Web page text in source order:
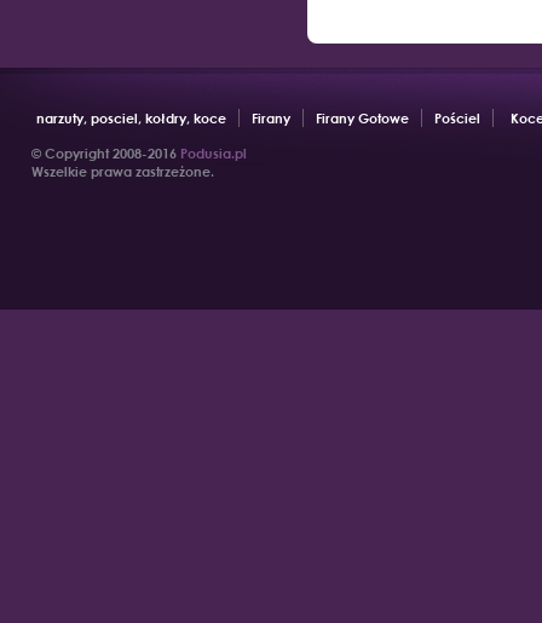
narzuty, posciel, kołdry, koce Firany Firany Gotowe Pościel
© Copyright 2008-2016 Podusia.pl
Wszelkie prawa zastrzeżone.